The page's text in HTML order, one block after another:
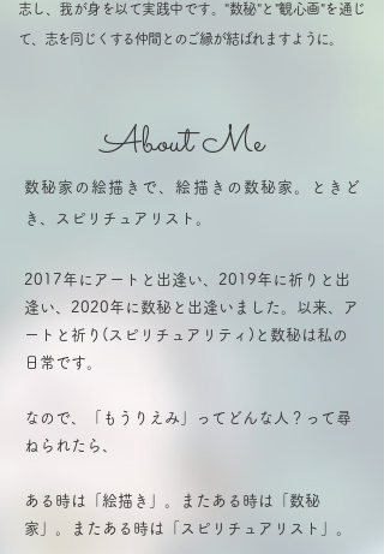
志し、 我が身を以て実践中です。"数秘"と"観心画"を通じ
て、志を同じくする仲間とのご縁が結ばれますように。
About Me.
数秘家の絵描きで、絵描きの数秘家。ときど
き、スピリチュアリスト。
2017年にアートと出逢い、2019年に祈りと出
逢い、2020年に数秘と出逢いました。以来、ア
ートと祈り(スピリチュアリティ)と数秘は私の
日常です。
なので、「もうりえみ」ってどんな人？って尋
ねられたら、
ある時は「絵描き」。またある時は「数秘
家」。またある時は「スピリチュアリスト」。